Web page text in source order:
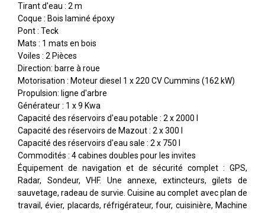
Tirant d'eau : 2 m
Coque : Bois laminé époxy
Pont : Teck
Mats : 1 mats en bois
Voiles : 2 Pièces
Direction: barre à roue
Motorisation : Moteur diesel 1 x 220 CV Cummins (162 kW)
Propulsion: ligne d'arbre
Générateur : 1 x 9 Kwa
Capacité des réservoirs d'eau potable : 2 x 2000 l
Capacité des réservoirs de Mazout : 2 x 300 l
Capacité des réservoirs d'eau sale : 2 x 750 l
Commodités : 4 cabines doubles pour les invites
Équipement de navigation et de sécurité complet : GPS,
Radar, Sondeur, VHF. Une annexe, extincteurs, gilets de
sauvetage, radeau de survie. Cuisine au complet avec plan de
travail, évier, placards, réfrigérateur, four, cuisinière, Machine